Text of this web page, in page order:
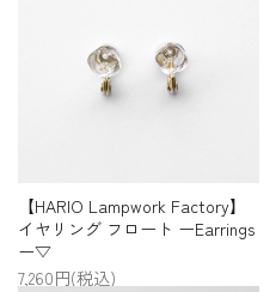
【HARIO Lampwork Factory】
イヤリング フロート ーEarrings
ー▽
7,260円(税込)